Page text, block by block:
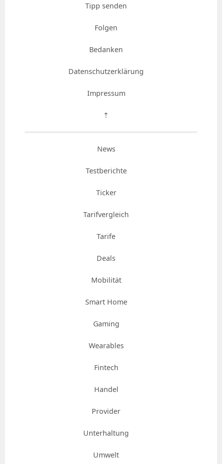
Tipp senden
Folgen
Bedanken
Datenschutzerklärung
Impressum
⇡
News
Testberichte
Ticker
Tarifvergleich
Tarife
Deals
Mobilität
Smart Home
Gaming
Wearables
Fintech
Handel
Provider
Unterhaltung
Umwelt